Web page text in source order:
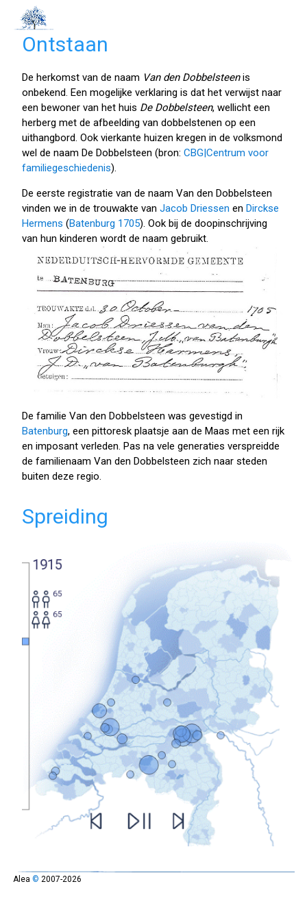
Ontstaan
De herkomst van de naam Van den Dobbelsteenis
onbekend. Een mogelijke verklaring is dat het verwijst naar
een bewoner van het huis De Dobbelsteen, wellicht een
herberg met de afbeelding van dobbelstenen op een
uithangbord. Ook vierkante huizen kregen in de volksmond
wel de naam De Dobbelsteen (bron: CBG|Centrum voor
familiegeschiedenis).
De eerste registratie van de naam Van den Dobbelsteen
vinden we in de trouwakte van Jacob Driessen en Dirckse
Hermens (Batenburg 1705). Ook bij de doopinschrijving
van hun kinderen wordt de naam gebruikt.
De familie Van den Dobbelsteen was gevestigd in
Batenburg, een pittoresk plaatsje aan de Maas met een rijk
en imposant verleden. Pas na vele generaties verspreidde
de familienaam Van den Dobbelsteen zich naar steden
buiten deze regio.
Spreiding
Alea © 2007-2026